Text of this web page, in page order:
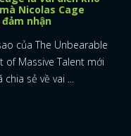
Nicolas Cage
nhận
của The Unbearable
of Massive Talent mới
chia sẻ về vai ...